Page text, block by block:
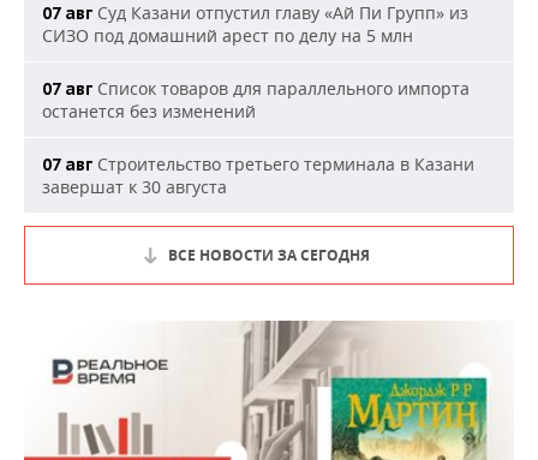
07 авг Суд Казани отпустил главу «Ай Пи Групп» из
СИЗО под домашний арест по делу на 5 млн
07 авг Список товаров для параллельного импорта
останется без изменений
07 авг Строительство третьего терминала в Казани
завершат к 30 августа
ВСЕ НОВОСТИ ЗА СЕГОДНЯ